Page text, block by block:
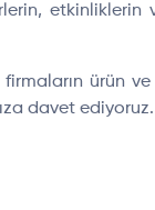
etkinliklerin ve
ürün
davet ediyoruz.